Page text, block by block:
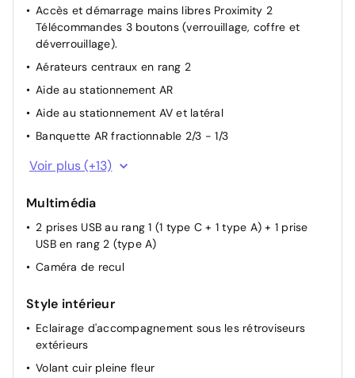
Accès et démarrage mains libres Proximity 2
Télécommandes 3 boutons (verrouillage, coffre et
déverrouillage).
Aérateurs centraux en rang 2
Aide au stationnement AR
Aide au stationnement AV et latéral
Banquette AR fractionnable 2/3 - 1/3
Boîte automatique 6 rapports
Console centrale haute avec rangements et accoudoir
Direction assistée
Essuie-vitre AV automatique
Lève-vitres AV et AR électriques et séquentiels
Poche aumônière au dos des sièges AV
Rétroviseurs extérieurs électriques et dégivrants
Rétroviseurs extérieurs rabattables électriquement
Siège conducteur avec réglage lombaire
Voir plus (+13)
Multimédia
2 prises USB au rang 1 (1 type C + 1 type A) + 1 prise
USB en rang 2 (type A)
Caméra de recul
Style intérieur
Eclairage d'accompagnement sous les rétroviseurs
extérieurs
Volant cuir pleine fleur